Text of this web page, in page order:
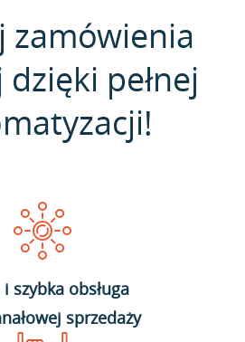
zamówienia
pełnej
szybka obsługa
sprzedaży